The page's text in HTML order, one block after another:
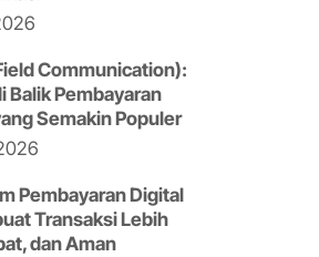
Communication):
Balik Pembayaran
Semakin Populer
Pembayaran Digital
Transaksi Lebih
dan Aman